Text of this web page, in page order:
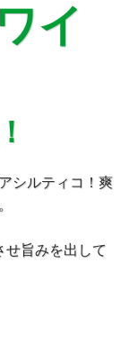
イ
シルティコ！爽
せ旨みを出して